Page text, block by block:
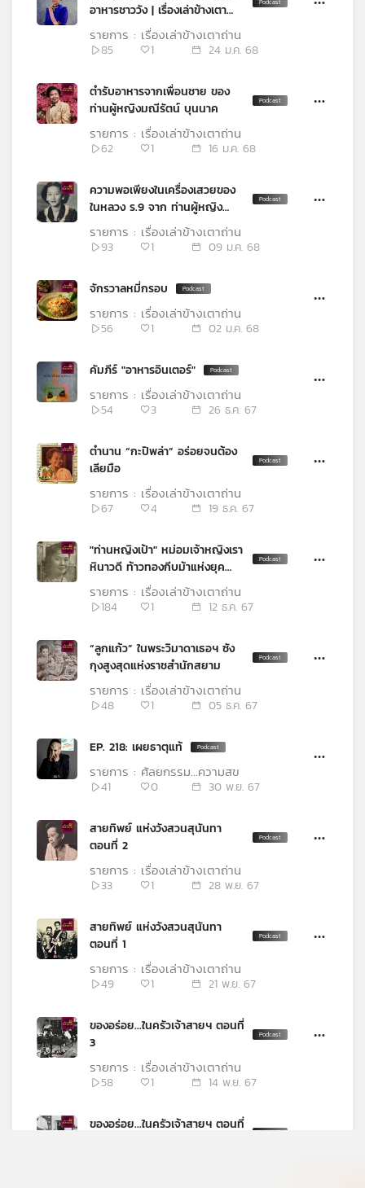
อาหารชาววัง | เรื่องเล่าข้างเตา
85
1 24 ม.ค. 68
รายการ : เรื่องเล่าข้างเตาถ่าน
ตำรับอาหารจากเพื่อนชาย ของ
ท่านผู้หญิงมณีรัตน์ บุนนาค
62 1 16 ม.ค. 68
รายการ : เรื่องเล่าข้างเตาถ่าน
ความพอเพียงในเครื่องเสวยของ
ในหลวง ร.9 จาก ท่านผู้หญิง
ประสานสุข ตันติเวชกุล
93
1 09 ม.ค. 68
รายการ : เรื่องเล่าข้างเตาถ่าน
จักรวาลหมี่กรอบ
56 1 02 ม.ค. 68
รายการ : เรื่องเล่าข้างเตาถ่าน
คัมภีร์ "อาหารอินเตอร์"
54 3 26 ธ.ค. 67
รายการ : เรื่องเล่าข้างเตาถ่าน
ตำนาน “กะปิพล่า” อร่อยจนต้อง
เลียมือ
67 4 19 ธ.ค. 67
รายการ : เรื่องเล่าข้างเตาถ่าน
"ท่านหญิงเป้า" หม่อมเจ้าหญิงเรา
หินาวดี ท้าวทองกีบม้าแห่งยุค
184
1 12 ธ.ค. 67
รายการ : เรื่องเล่าข้างเตาถ่าน
“ลูกแก้ว” ในพระวิมาดาเธอฯ ซัง
กุงสูงสุดแห่งราชสำนักสยาม
48 1 05 ธ.ค. 67
รายการ : เรื่องเล่าข้างเตาถ่าน
EP. 218: เผยธาตุแท้
41 0 30 พ.ย. 67
รายการ : ศัลยกรรม...ความสุข
สายทิพย์ แห่งวังสวนสุนันทา
ตอนที่ 2
33 1 28 พ.ย. 67
รายการ : เรื่องเล่าข้างเตาถ่าน
สายทิพย์ แห่งวังสวนสุนันทา
ตอนที่ 1
49 1 21 พ.ย. 67
รายการ : เรื่องเล่าข้างเตาถ่าน
ของอร่อย...ในครัวเจ้าสายฯ ตอนที่
3
58 1 14 พ.ย. 67
รายการ : เรื่องเล่าข้างเตาถ่าน
ของอร่อย...ในครัวเจ้าสายฯ ตอนที่